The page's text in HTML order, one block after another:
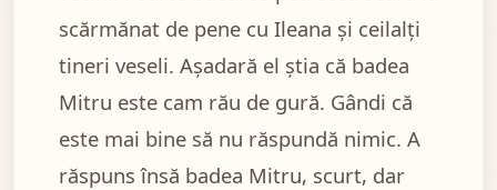
scărmănat de pene cu Ileana și ceilalți
tineri veseli. Așadară el știa că badea
Mitru este cam rău de gură. Gândi că
este mai bine să nu răspundă nimic. A
răspuns însă badea Mitru, scurt, dar